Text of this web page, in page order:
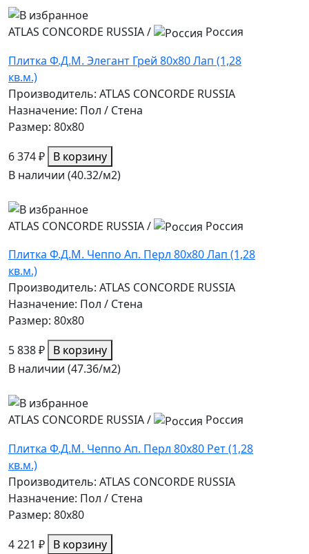
ATLAS CONCORDE RUSSIA/
Россия
Плитка Ф.Д.М. Элегант Грей 80х80 Лап (1,28
кв.м.)
Производитель: ATLAS CONCORDE RUSSIA
Назначение: Пол / Стена
Размер: 80x80
6 374 ₽ В корзину
В наличии (40.32/м2)
ATLAS CONCORDE RUSSIA/
Россия
Плитка Ф.Д.М. Чеппо Ап. Перл 80х80 Лап (1,28
кв.м.)
Производитель: ATLAS CONCORDE RUSSIA
Назначение: Пол / Стена
Размер: 80x80
5 838 ₽ В корзину
В наличии (47.36/м2)
ATLAS CONCORDE RUSSIA/
Россия
Плитка Ф.Д.М. Чеппо Ап. Перл 80х80 Рет (1,28
кв.м.)
Производитель: ATLAS CONCORDE RUSSIA
Назначение: Пол / Стена
Размер: 80x80
4 221 ₽ В корзину